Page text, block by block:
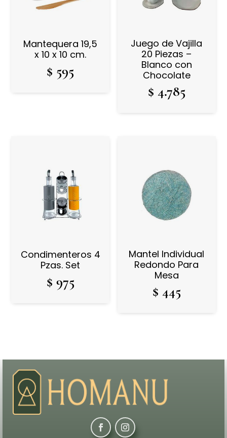
Mantequera 19,5
x 10 x 10 cm.
$ 595
Juego de Vajilla
20 Piezas –
Blanco con
Chocolate
$ 4.785
Condimenteros 4
Pzas. Set
$ 975
Mantel Individual
Redondo Para
Mesa
$ 445